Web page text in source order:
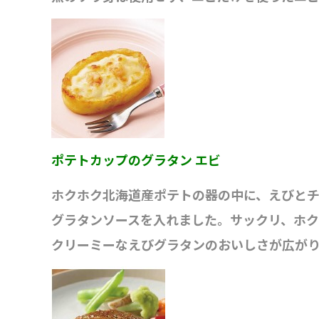
ポテトカップのグラタン エビ
ホクホク北海道産ポテトの器の中に、えびと
グラタンソースを入れました。サックリ、ホ
クリーミーなえびグラタンのおいしさが広が